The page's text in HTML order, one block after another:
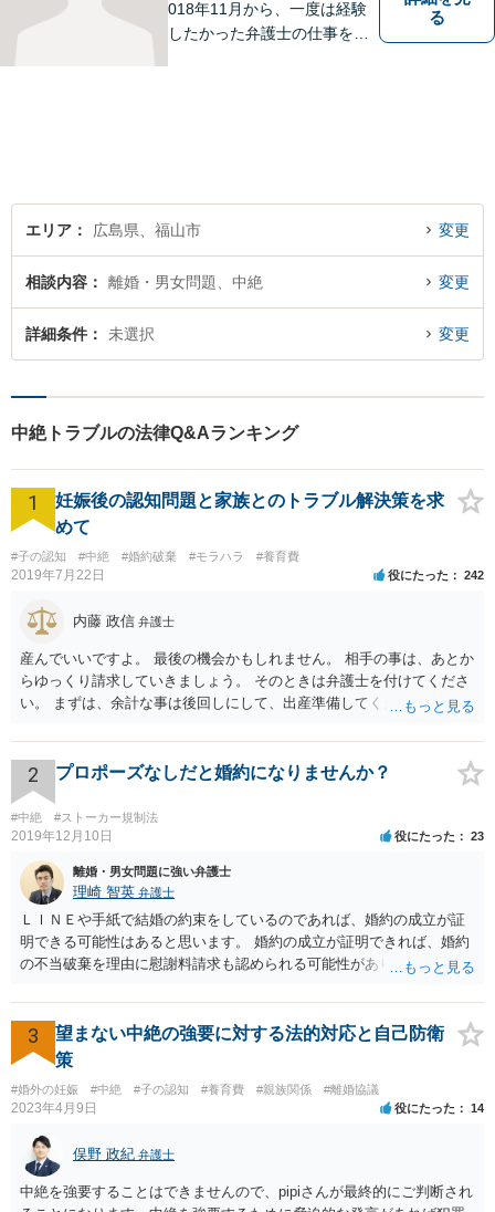
018年11月から、一度は経験
したかった弁護士の仕事を始
る
エリア 広島県、福山市 変更
相談内容 離婚・男女問題、中絶 変更
詳細条件 未選択 変更
中絶トラブルの法律Q&Aランキング
1
妊娠後の認知問題と家族とのトラブル解決策を求
めて
#子の認知 #中絶 #婚約破棄 #モラハラ #養育費
2019年7月22日 役にたった 242
内藤 政信 弁護士
産んでいいですよ。 最後の機会かもしれません。 相手の事は、あとか
らゆっくり請求していきましょう。 そのときは弁護士を付けてくださ
い。 まずは、余計な事は後回しにして、出産準備してください。
2 プロポーズなしだと婚約になりませんか？
#中絶 #ストーカー規制法
2019年12月10日 役にたった 23
離婚・男女問題に強い弁護士
理崎 智英 弁護士
ＬＩＮＥや手紙で結婚の約束をしているのであれば、婚約の成立が証
明できる可能性はあると思います。 婚約の成立が証明できれば、婚約
の不当破棄を理由に慰謝料請求も認められる可能性があります。
3
望まない中絶の強要に対する法的対応と自己防衛
策
#婚外の妊娠 #中絶 #子の認知 #養育費 #親族関係 #離婚協議
2023年4月9日 役にたった 14
俣野 政紀 弁護士
中絶を強要することはできませんので、pipiさんが最終的にご判断され